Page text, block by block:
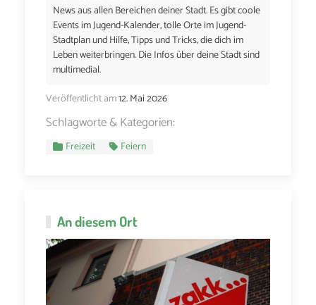
News aus allen Bereichen deiner Stadt. Es gibt coole
Events im Jugend-Kalender, tolle Orte im Jugend-
Stadtplan und Hilfe, Tipps und Tricks, die dich im
Leben weiterbringen. Die Infos über deine Stadt sind
multimedial.
Veröffentlicht am12. Mai 2026
Schlagworte & Kategorien:
Freizeit Feiern
An diesem Ort